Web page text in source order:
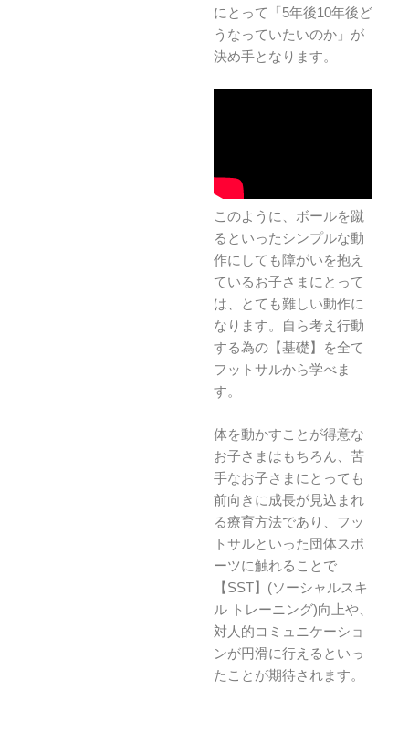
にとって「5年後10年後ど
うなっていたいのか」が
決め手となります。
このように、ボールを蹴
るといったシンプルな動
作にしても障がいを抱え
ているお子さまにとって
は、とても難しい動作に
なります。自ら考え行動
する為の【基礎】を全て
フットサルから学べま
す。
体を動かすことが得意な
お子さまはもちろん、苦
手なお子さまにとっても
前向きに成長が見込まれ
る療育方法であり、フッ
トサルといった団体スポ
ーツに触れることで
【SST】(ソーシャルスキ
ル トレーニング)向上や、
対人的コミュニケーショ
ンが円滑に行えるといっ
たことが期待されます。